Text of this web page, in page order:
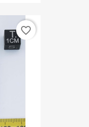
favorite_border